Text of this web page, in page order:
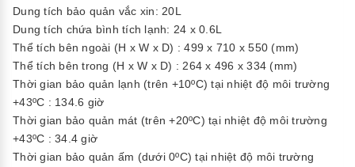
Dung tích bảo quản vắc xin: 20L
Dung tích chứa bình tích lạnh: 24 x 0.6L
Thể tích bên ngoài (H x W x D) : 499 x 710 x 550 (mm)
Thể tích bên trong (H x W x D) : 264 x 496 x 334 (mm)
Thời gian bảo quản lạnh (trên +10ºC) tại nhiệt độ môi trường
+43ºC : 134.6 giờ
Thời gian bảo quản mát (trên +20ºC) tại nhiệt độ môi trường
+43ºC : 34.4 giờ
Thời gian bảo quản ấm (dưới 0ºC) tại nhiệt độ môi trường